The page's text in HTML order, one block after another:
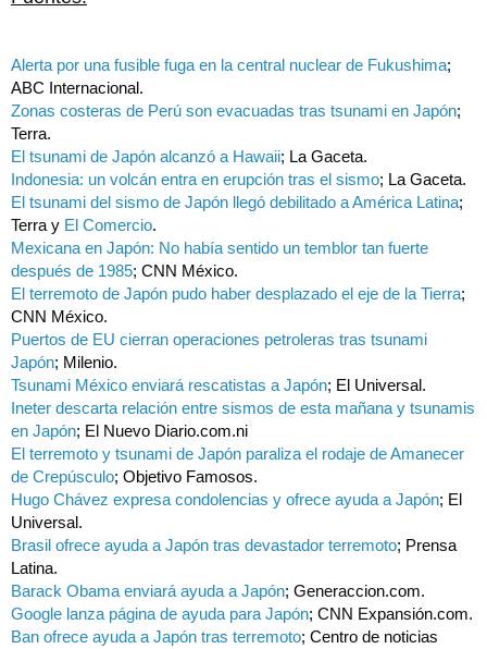
Alerta por una fusible fuga en la central nuclear de Fukushima;
ABC Internacional.
Zonas costeras de Perú son evacuadas tras tsunami en Japón;
Terra.
El tsunami de Japón alcanzó a Hawaii; La Gaceta.
Indonesia: un volcán entra en erupción tras el sismo; La Gaceta.
El tsunami del sismo de Japón llegó debilitado a América Latina;
Terra y El Comercio.
Mexicana en Japón: No había sentido un temblor tan fuerte
después de 1985; CNN México.
El terremoto de Japón pudo haber desplazado el eje de la Tierra;
CNN México.
Puertos de EU cierran operaciones petroleras tras tsunami
Japón; Milenio.
Tsunami México enviará rescatistas a Japón; El Universal.
Ineter descarta relación entre sismos de esta mañana y tsunamis
en Japón; El Nuevo Diario.com.ni
El terremoto y tsunami de Japón paraliza el rodaje de Amanecer
de Crepúsculo; Objetivo Famosos.
Hugo Chávez expresa condolencias y ofrece ayuda a Japón; El
Universal.
Brasil ofrece ayuda a Japón tras devastador terremoto; Prensa
Latina.
Barack Obama enviará ayuda a Japón; Generaccion.com.
Google lanza página de ayuda para Japón; CNN Expansión.com.
Ban ofrece ayuda a Japón tras terremoto; Centro de noticias